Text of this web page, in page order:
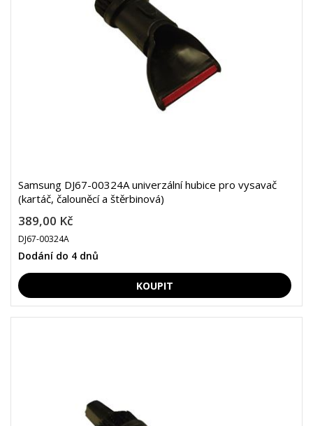
Samsung DJ67-00324A univerzální hubice pro vysavač
(kartáč, čalouněcí a štěrbinová)
389,00 Kč
DJ67-00324A
Dodání do 4 dnů